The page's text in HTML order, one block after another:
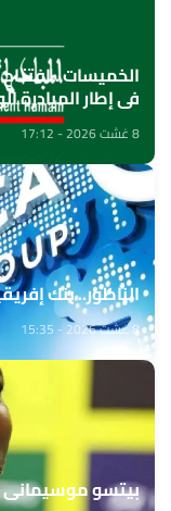
الخميسات
في إطار المبادرة
8 غشت 2026 - 17:12
الناظور.. بنك
8 غشت 2026 - 15:35
بيتسو موسيماني